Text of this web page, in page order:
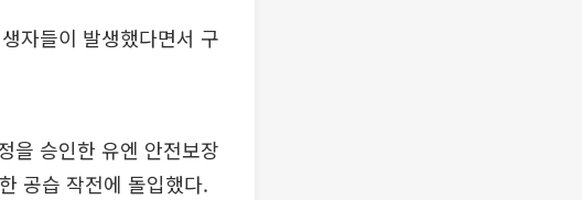
자들이 발생했다면서 구
을 승인한 유엔 안전보장
공습 작전에 돌입했다.